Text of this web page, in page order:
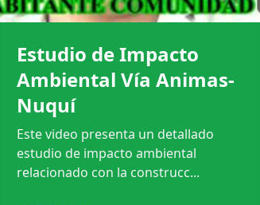
Estudio de Impacto
Ambiental Vía Animas-
Nuquí
Este video presenta un detallado
estudio de impacto ambiental
relacionado con la construcc...